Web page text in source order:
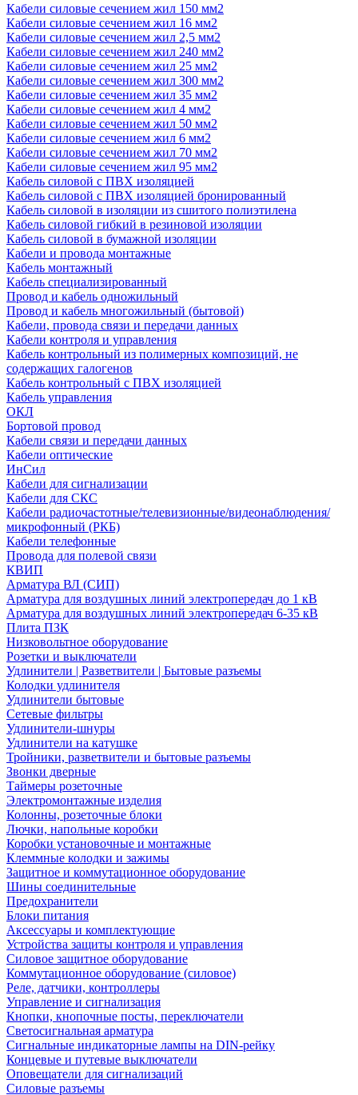
Кабели силовые сечением жил 150 мм2
Кабели силовые сечением жил 16 мм2
Кабели силовые сечением жил 2,5 мм2
Кабели силовые сечением жил 240 мм2
Кабели силовые сечением жил 25 мм2
Кабели силовые сечением жил 300 мм2
Кабели силовые сечением жил 35 мм2
Кабели силовые сечением жил 4 мм2
Кабели силовые сечением жил 50 мм2
Кабели силовые сечением жил 6 мм2
Кабели силовые сечением жил 70 мм2
Кабели силовые сечением жил 95 мм2
Кабель силовой с ПВХ изоляцией
Кабель силовой с ПВХ изоляцией бронированный
Кабель силовой в изоляции из сшитого полиэтилена
Кабель силовой гибкий в резиновой изоляции
Кабель силовой в бумажной изоляции
Кабели и провода монтажные
Кабель монтажный
Кабель специализированный
Провод и кабель одножильный
Провод и кабель многожильный (бытовой)
Кабели, провода связи и передачи данных
Кабели контроля и управления
Кабель контрольный из полимерных композиций, не
содержащих галогенов
Кабель контрольный с ПВХ изоляцией
Кабель управления
ОКЛ
Бортовой провод
Кабели связи и передачи данных
Кабели оптические
ИнСил
Кабели для сигнализации
Кабели для СКС
Кабели радиочастотные/телевизионные/видеонаблюдения/
микрофонный (РКБ)
Кабели телефонные
Провода для полевой связи
КВИП
Арматура ВЛ (СИП)
Арматура для воздушных линий электропередач до 1 кВ
Арматура для воздушных линий электропередач 6-35 кВ
Плита ПЗК
Низковольтное оборудование
Розетки и выключатели
Удлинители | Разветвители | Бытовые разъемы
Колодки удлинителя
Удлинители бытовые
Сетевые фильтры
Удлинители-шнуры
Удлинители на катушке
Тройники, разветвители и бытовые разъемы
Звонки дверные
Таймеры розеточные
Электромонтажные изделия
Колонны, розеточные блоки
Лючки, напольные коробки
Коробки установочные и монтажные
Клеммные колодки и зажимы
Защитное и коммутационное оборудование
Шины соединительные
Предохранители
Блоки питания
Аксессуары и комплектующие
Устройства защиты контроля и управления
Силовое защитное оборудование
Коммутационное оборудование (силовое)
Реле, датчики, контроллеры
Управление и сигнализация
Кнопки, кнопочные посты, переключатели
Светосигнальная арматура
Сигнальные индикаторные лампы на DIN-рейку
Концевые и путевые выключатели
Оповещатели для сигнализаций
Силовые разъемы